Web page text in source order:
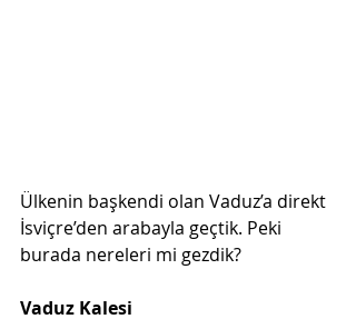
Ülkenin başkendi olan Vaduz’a direkt
İsviçre’den arabayla geçtik. Peki
burada nereleri mi gezdik?
Vaduz Kalesi